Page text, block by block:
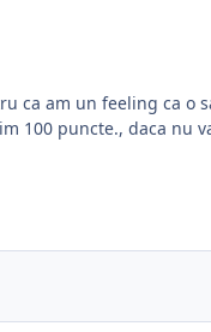
ca am un feeling ca o
100 puncte., daca nu